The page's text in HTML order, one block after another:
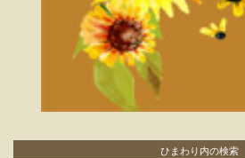
ひまわり内の検索